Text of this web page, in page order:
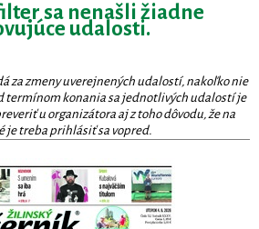
sa nenašli žiadne
udalosti.
za zmeny uverejnených udalostí, nakoľko nie
termínom konania sa jednotlivých udalostí je
u organizátora aj z toho dôvodu, že na
je treba prihlásiť sa vopred.